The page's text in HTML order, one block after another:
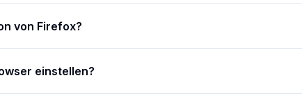
von Firefox?
einstellen?